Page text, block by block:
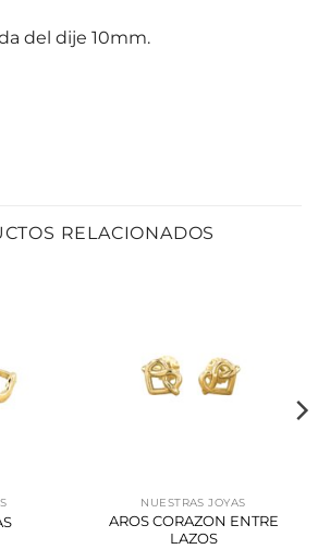
del dije 10mm.
RELACIONADOS
NUESTRAS JOYAS
AROS CORAZON ENTRE
LAZOS